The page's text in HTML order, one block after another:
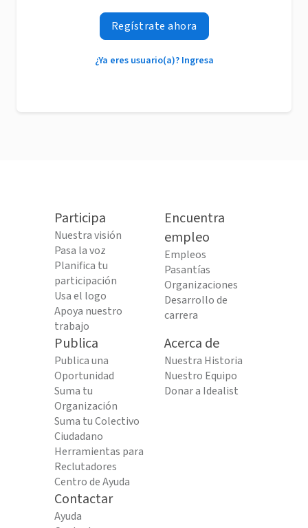
Regístrate ahora
¿Ya eres usuario(a)? Ingresa
Participa
Nuestra visión
Pasa la voz
Planifica tu
participación
Usa el logo
Apoya nuestro
trabajo
Encuentra
empleo
Empleos
Pasantías
Organizaciones
Desarrollo de
carrera
Publica
Publica una
Oportunidad
Suma tu
Organización
Suma tu Colectivo
Ciudadano
Herramientas para
Reclutadores
Centro de Ayuda
Acerca de
Nuestra Historia
Nuestro Equipo
Donar a Idealist
Contactar
Ayuda